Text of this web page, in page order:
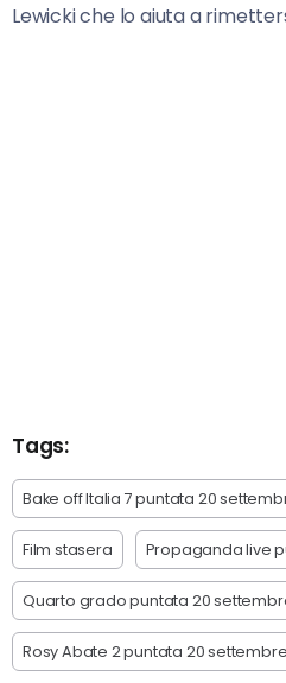
Lewicki che lo aiuta a
Tags:
Bake off Italia 7 puntata 20
Film stasera Propaganda live
Quarto grado puntata 20
Rosy Abate 2 puntata 20 settembre